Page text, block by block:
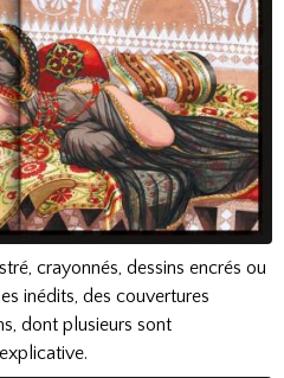
crayonnés, dessins encrés ou
inédits, des couvertures
dont plusieurs sont